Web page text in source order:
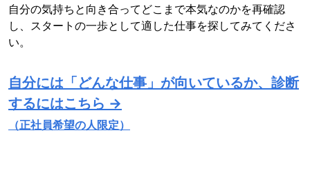
自分の気持ちと向き合ってどこまで本気なのかを再確認
し、スタートの一歩として適した仕事を探してみてくださ
い。
自分には「どんな仕事」が向いているか、診断
するにはこちら →
（正社員希望の人限定）